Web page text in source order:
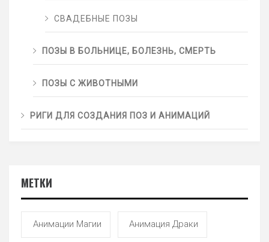
СВАДЕБНЫЕ ПОЗЫ
ПОЗЫ В БОЛЬНИЦЕ, БОЛЕЗНЬ, СМЕРТЬ
ПОЗЫ С ЖИВОТНЫМИ
РИГИ ДЛЯ СОЗДАНИЯ ПОЗ И АНИМАЦИЙ
МЕТКИ
Анимации Магии Анимация Драки